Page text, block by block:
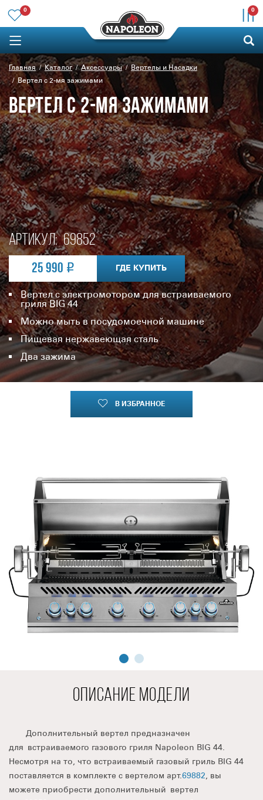
0 0
Главная Каталог Аксессуары
Вертелы и Насадки
Вертел с 2-мя зажимами
ВЕРТЕЛ С 2-МЯ ЗАЖИМАМИ
Артикул: 69852
25 990 ГДЕ КУПИТЬ
Вертел с электромотором для встраиваемого
гриля BIG 44
Можно мыть в посудомоечной машине
Пищевая нержавеющая сталь
Два зажима
В ИЗБРАННОЕ
ОПИСАНИЕ МОДЕЛИ
Дополнительный вертел предназначен
для встраиваемого газового гриля Napoleon BIG 44.
Несмотря на то, что встраиваемый газовый гриль BIG 44
поставляется в комплекте с вертелом арт.69882, вы
можете приобрести дополнительный вертел